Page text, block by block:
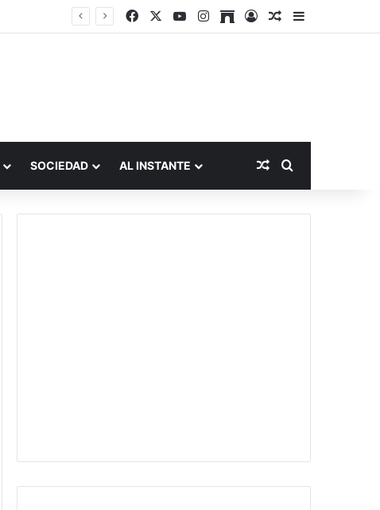
FacebookYouTubeInstagram
ArchiveAccesoPublicación al
Barra lateral
SOCIEDAD AL INSTANTE Publicación al
Buscar por